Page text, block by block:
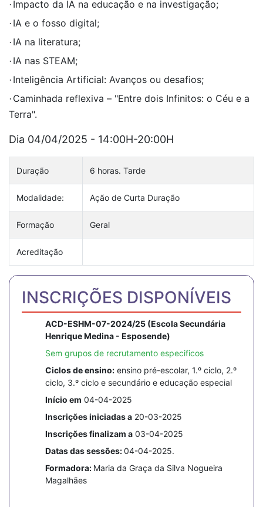
· Impacto da IA na educação e na investigação;
· IA e o fosso digital;
· IA na literatura;
· IA nas STEAM;
· Inteligência Artificial: Avanços ou desafios;
· Caminhada reflexiva – "Entre dois Infinitos: o Céu e a
Terra".
Dia 04/04/2025 - 14:00H-20:00H
Duração 6 horas. Tarde
Modalidade: Ação de Curta Duração
Formação Geral
Acreditação
INSCRIÇÕES DISPONÍVEIS
ACD-ESHM-07-2024/25 (Escola Secundária
Henrique Medina - Esposende)
Sem grupos de recrutamento especificos
Ciclos de ensino:ensino pré-escolar, 1.º ciclo, 2.º
ciclo, 3.º ciclo e secundário e educação especial
Início em 04-04-2025
Inscrições iniciadas a20-03-2025
Inscrições finalizam a03-04-2025
Datas das sessões:04-04-2025.
Formadora: Maria da Graça da Silva Nogueira
Magalhães